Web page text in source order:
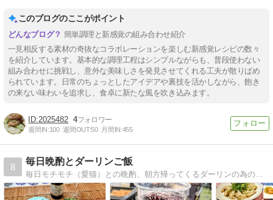
このブログのここがポイント
簡単調理と新感覚の組み合わせ紹介
一見相反する素材の奇抜なコラボレーションを楽しむ新感覚レシピの数々
を紹介しています。基本的な調理工程はシンプルながらも、普段使わない
組み合わせに挑戦し、意外な美味しさを発見させてくれる工夫が散りばめ
られています。日常のちょっとしたアイデアや裏技を活かしながら、飽き
の来ない味わいを追求し、食卓に新たな風を吹き込みます。
2025482 4
週間IN:100 週間OUT:50 月間IN:455
8
毎日晩酌とダーリンご飯
毎日モチモチ（愛猫）との晩酌、朝方帰ってくるダーリンの為のご飯大好きな人達との呑み会、時々旅行など呑兵衛HAPPYブログです。